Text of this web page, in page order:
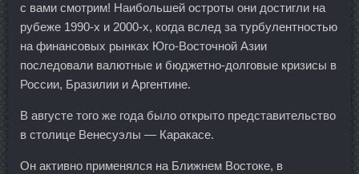
с вами смотрим! Наибольшей остроты они достигли на
рубеже 1990-х и 2000-х, когда вслед за турбулентностью
на финансовых рынках Юго-Восточной Азии
последовали валютные и бюджетно-долговые кризисы в
России, Бразилии и Аргентине.
В августе того же года было открыто представительство
в столице Венесуэлы — Каракасе.
Он активно применялся на Ближнем Востоке, в